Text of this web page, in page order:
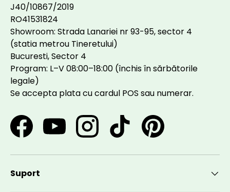
J40/10867/2019
RO41531824
Showroom: Strada Lanariei nr 93-95, sector 4
(statia metrou Tineretului)
Bucuresti, Sector 4
Program: L–V 08:00–18:00 (închis în sărbătorile
legale)
Se accepta plata cu cardul POS sau numerar.
FacebookYouTubeInstagramTikTok Pinterest
Suport